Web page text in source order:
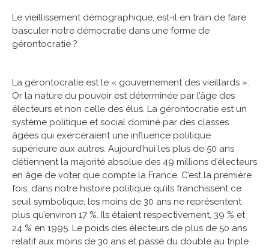
Le vieillissement démographique, est-il en train de faire
basculer notre démocratie dans une forme de
gérontocratie ?
La gérontocratie est le « gouvernement des vieillards ».
Or la nature du pouvoir est déterminée par l’âge des
électeurs et non celle des élus. La gérontocratie est un
système politique et social dominé par des classes
âgées qui exerceraient une influence politique
supérieure aux autres. Aujourd’hui les plus de 50 ans
détiennent la majorité absolue des 49 millions d’électeurs
en âge de voter que compte la France. C’est la première
fois, dans notre histoire politique qu’ils franchissent ce
seuil symbolique, les moins de 30 ans ne représentent
plus qu’environ 17 %. Ils étaient respectivement, 39 % et
24 % en 1995. Le poids des électeurs de plus de 50 ans
relatif aux moins de 30 ans et passé du double au triple